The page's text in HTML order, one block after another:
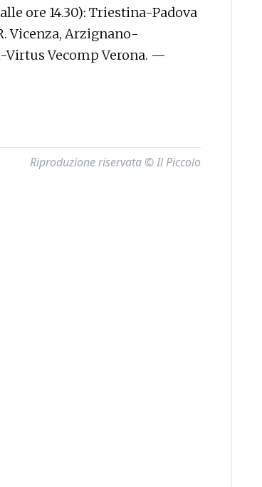
ore 14.30): Triestina-Padova
Vicenza, Arzignano-
Virtus Vecomp Verona. —
Riproduzione riservata © Il Piccolo